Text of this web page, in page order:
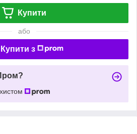
Купити
або
Купити з